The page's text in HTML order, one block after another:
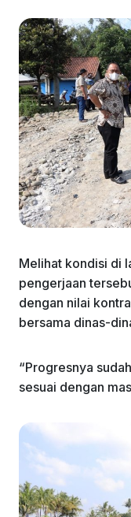
Melihat kondisi di
pengerjaan
dengan nilai
bersama dinas-
“Progresnya
sesuai dengan